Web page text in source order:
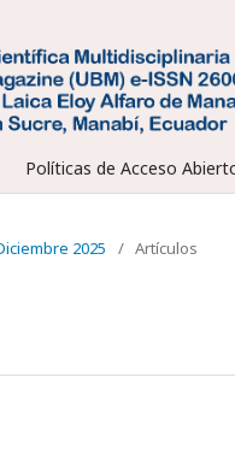
Políticas de Acceso
2025 / Artículos